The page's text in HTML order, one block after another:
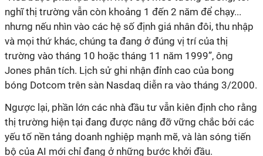
nghĩ thị trường vẫn còn khoảng 1 đến 2 năm để chạy...
nhưng nếu nhìn vào các hệ số định giá nhân đôi, thu nhập
và mọi thứ khác, chúng ta đang ở đúng vị trí của thị
trường vào tháng 10 hoặc tháng 11 năm 1999”, ông
Jones phân tích. Lịch sử ghi nhận đỉnh cao của bong
bóng Dotcom trên sàn Nasdaq diễn ra vào tháng 3/2000.
Ngược lại, phần lớn các nhà đầu tư vẫn kiên định cho rằng
thị trường hiện tại đang được nâng đỡ vững chắc bởi các
yếu tố nền tảng doanh nghiệp mạnh mẽ, và làn sóng tiến
bộ của AI mới chỉ đang ở những bước khởi đầu.